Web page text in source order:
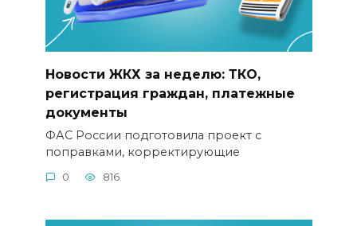
Новости ЖКХ за неделю: ТКО,
регистрация граждан, платежные
документы
ФАС России подготовила проект с
поправками, корректирующие
0 816